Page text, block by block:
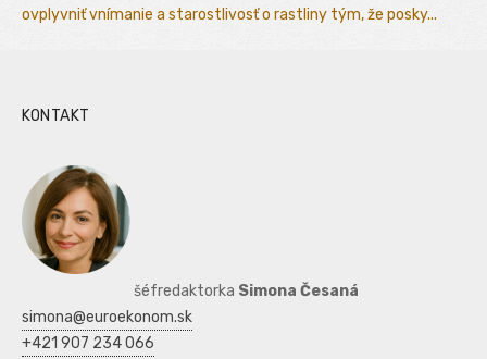
ovplyvniť vnímanie a starostlivosť o rastliny tým, že posky...
KONTAKT
šéfredaktorka Simona Česaná
simona@euroekonom.sk
+421 907 234 066